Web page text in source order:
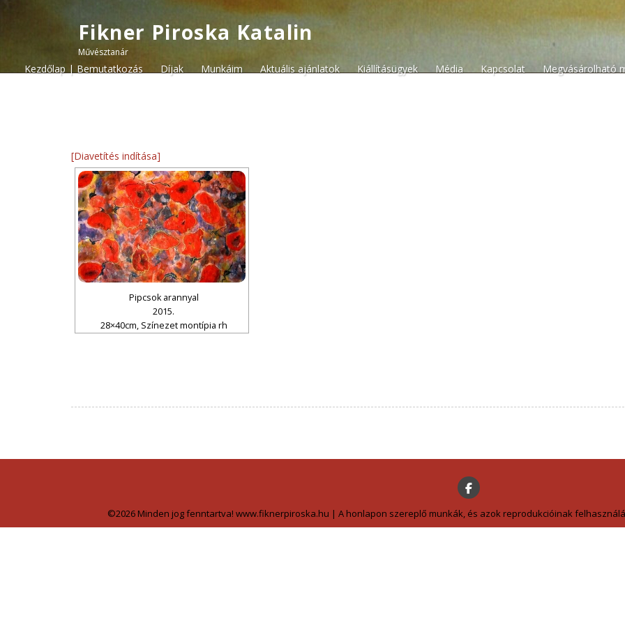
Fikner Piroska Katalin
Művésztanár
Kezdőlap | Bemutatkozás Díjak Munkáim Aktuális ajánlatok Kiállításügyek Média Kapcsolat Megvásárolható
[Diavetítés indítása]
Pipcsok arannyal
2015.
28×40cm, Színezet montípia rh
©2026 Minden jog fenntartva! www.fiknerpiroska.hu | A honlapon szereplő munkák, és azok reprodukcióinak